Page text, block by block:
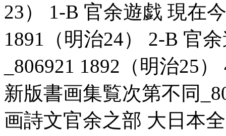
23） 1-B 官余遊戯 現在
1891（明治24） 2-B 官
_806921 1892（明治25
新版書画集覧次第不同
画詩文官余之部 大日本